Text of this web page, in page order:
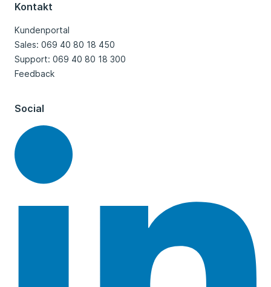
Kontakt
Kundenportal
Sales: 069 40 80 18 450
Support: 069 40 80 18 300
Feedback
Social